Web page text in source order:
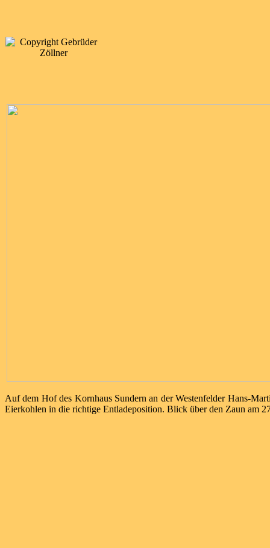
Auf dem Hof des Kornhaus Sundern an der Westenfelder Hans-
Eierkohlen in die richtige Entladeposition. Blick über den Zaun am